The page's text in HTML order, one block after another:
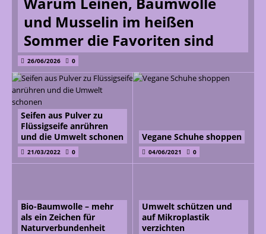
und Musselin im heißen
Sommer die Favoriten sind
26/06/2026 0
Seifen aus Pulver zu
Flüssigseife anrühren
und die Umwelt schonen
21/03/2022 0
Vegane Schuhe shoppen
04/06/2021 0
Bio-Baumwolle – mehr
als ein Zeichen für
Naturverbundenheit
Umwelt schützen und
auf Mikroplastik
verzichten